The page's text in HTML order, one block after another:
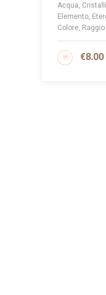
Acqua,
Elemento,
Colore,
€8.00